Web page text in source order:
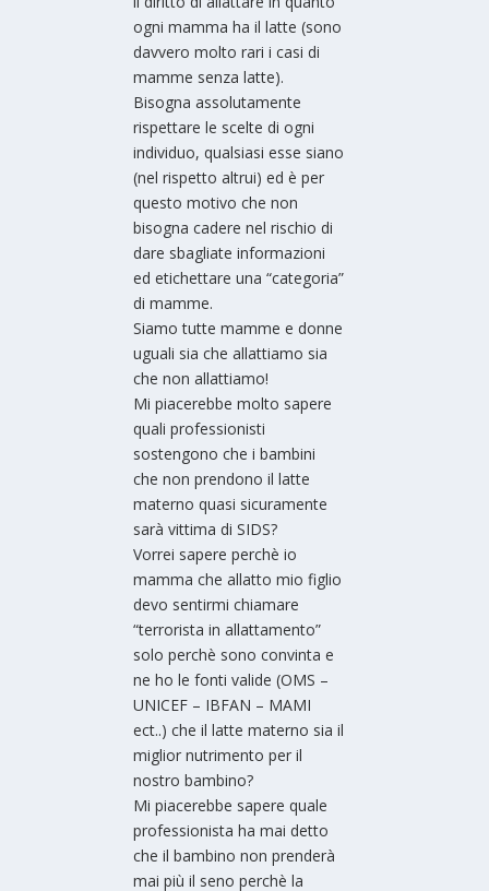
ogni mamma ha il latte (sono
davvero molto rari i casi di
mamme senza latte).
Bisogna assolutamente
rispettare le scelte di ogni
individuo, qualsiasi esse siano
(nel rispetto altrui) ed è per
questo motivo che non
bisogna cadere nel rischio di
dare sbagliate informazioni
ed etichettare una “categoria”
di mamme.
Siamo tutte mamme e donne
uguali sia che allattiamo sia
che non allattiamo!
Mi piacerebbe molto sapere
quali professionisti
sostengono che i bambini
che non prendono il latte
materno quasi sicuramente
sarà vittima di SIDS?
Vorrei sapere perchè io
mamma che allatto mio figlio
devo sentirmi chiamare
“terrorista in allattamento”
solo perchè sono convinta e
ne ho le fonti valide (OMS –
UNICEF – IBFAN – MAMI
ect..) che il latte materno sia il
miglior nutrimento per il
nostro bambino?
Mi piacerebbe sapere quale
professionista ha mai detto
che il bambino non prenderà
mai più il seno perchè la